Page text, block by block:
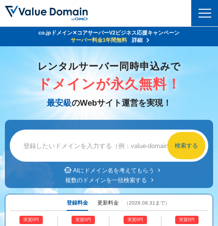
ドメイントップ
ドメイン検索
ドメイン価格一覧
.jpドメインオークション
NEW!
レンタルサーバー
サーバートップ
バリューサーバー
XREA
Oneレンタルサーバー
セキュリティ
セキュリティトップ
Value Domain ネットde診断
SSL証明書
サービス
サービストップ
お得意様割引
紹介制度
facebook
x
サポート
マニュアル ライブチャット
お問い合わせ
Value Domain 24周年キャンペーン
24%OFFクーポンGET＆その他特典あり！
co.jpドメイン✕コアサーバーV2ビジネス応援キャンペーン
サーバー料金1年間無料
詳細
レンタルサーバー同時申込みで
ドメインが永久無料！
最安級のWebサイト運営を実現！
AIにドメイン名を考えてもらう
複数のドメインを一括検索する
登録料金 更新料金 （2026.08.31まで）
実質0円 実質0円 実質0円 実質0円